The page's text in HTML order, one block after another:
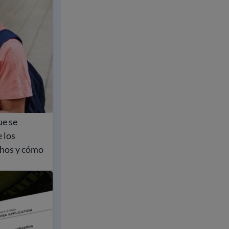
se
los
y cómo